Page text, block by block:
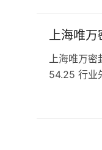
上海唯万
上海唯万
54.25 行业